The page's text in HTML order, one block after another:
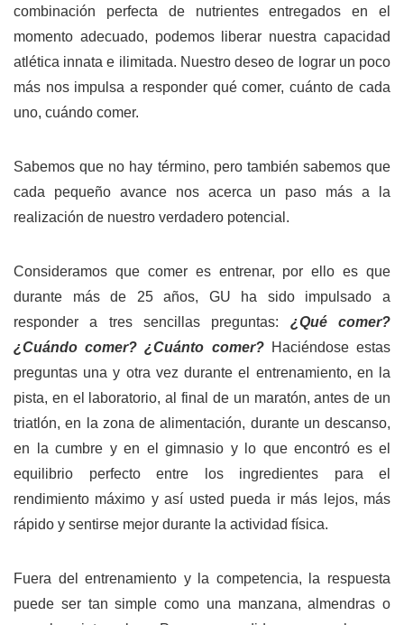
combinación perfecta de nutrientes entregados en el
momento adecuado, podemos liberar nuestra capacidad
atlética innata e ilimitada. Nuestro deseo de lograr un poco
más nos impulsa a responder qué comer, cuánto de cada
uno, cuándo comer.
Sabemos que no hay término, pero también sabemos que
cada pequeño avance nos acerca un paso más a la
realización de nuestro verdadero potencial.
Consideramos que comer es entrenar, por ello es que
durante más de 25 años, GU ha sido impulsado a
responder a tres sencillas preguntas: ¿Qué comer?
¿Cuándo comer? ¿Cuánto comer?Haciéndose estas
preguntas una y otra vez durante el entrenamiento, en la
pista, en el laboratorio, al final de un maratón, antes de un
triatlón, en la zona de alimentación, durante un descanso,
en la cumbre y en el gimnasio y lo que encontró es el
equilibrio perfecto entre los ingredientes para el
rendimiento máximo y así usted pueda ir más lejos, más
rápido y sentirse mejor durante la actividad física.
Fuera del entrenamiento y la competencia, la respuesta
puede ser tan simple como una manzana, almendras o